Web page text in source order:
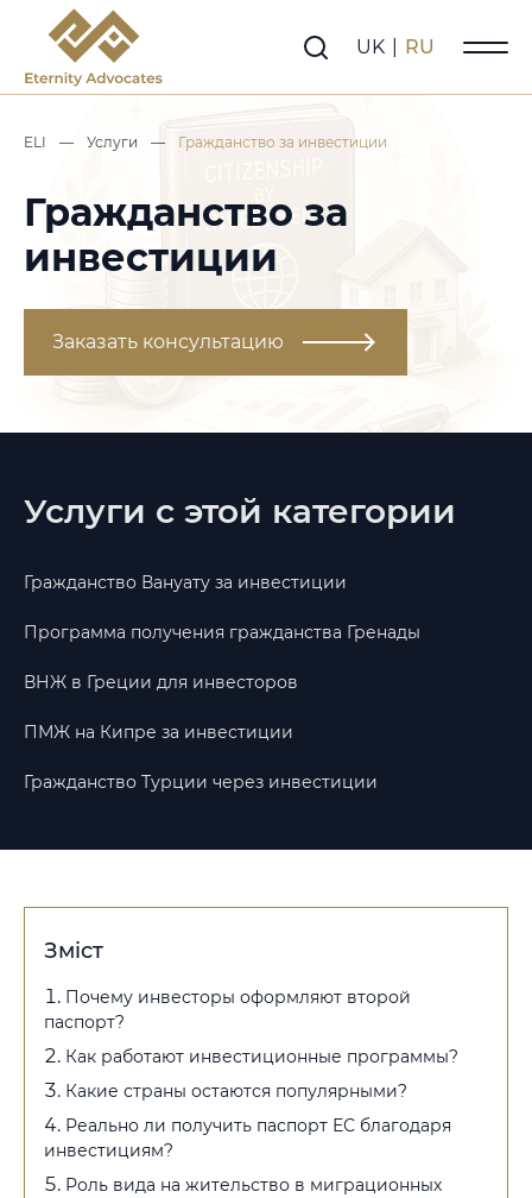
UK RU
ELI — Услуги — Гражданство за инвестиции
Гражданство за
инвестиции
Заказать консультацию
Услуги с этой категории
Гражданство Вануату за инвестиции
Программа получения гражданства Гренады
ВНЖ в Греции для инвесторов
ПМЖ на Кипре за инвестиции
Гражданство Турции через инвестиции
Зміст
Почему инвесторы оформляют второй
паспорт?
Как работают инвестиционные программы?
Какие страны остаются популярными?
Реально ли получить паспорт ЕС благодаря
инвестициям?
Роль вида на жительство в миграционных